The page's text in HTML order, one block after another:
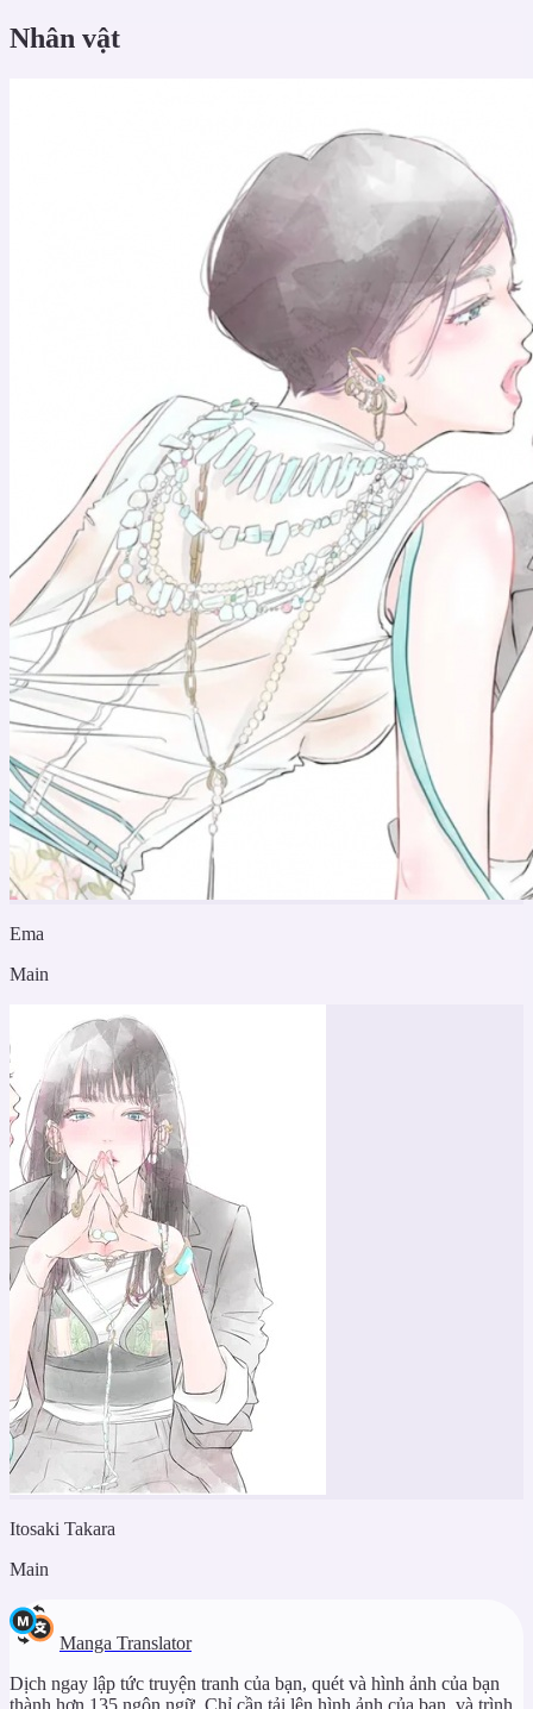
Nhân vật
Ema
Main
Itosaki Takara
Main
Manga Translator
Dịch ngay lập tức truyện tranh của bạn, quét và hình ảnh của bạn
thành hơn 135 ngôn ngữ. Chỉ cần tải lên hình ảnh của bạn, và trình